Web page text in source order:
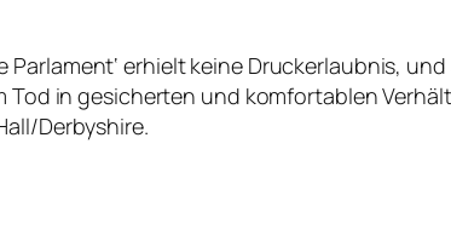
erhielt keine Druckerlaubnis,
in gesicherten und komfortablen
Derbyshire.